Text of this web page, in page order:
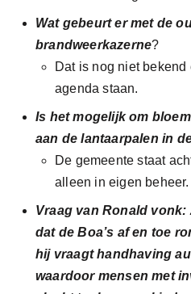
Wat gebeurt er met de
brandweerkazerne?
Dat is nog niet bekend
agenda staan.
Is het mogelijk om
aan de lantaarpalen in
De gemeente staat
alleen in eigen beheer.
Vraag van Ronald
dat de Boa’s af en toe
hij vraagt handhaving
waardoor mensen met